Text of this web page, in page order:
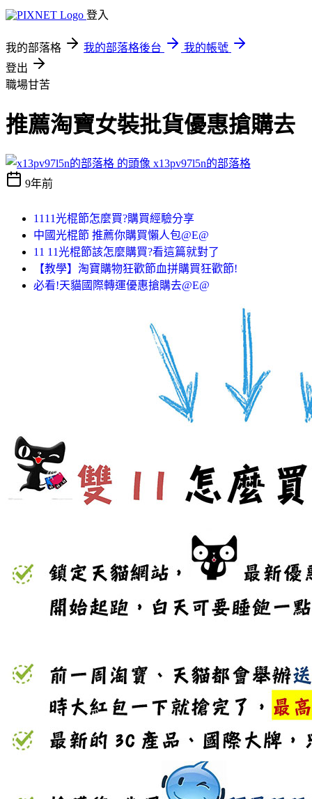
登入
我的部落格 我的部落格後台
我的帳號
登出
職場甘苦
推薦淘寶女裝批貨優惠搶購去
x13pv97l5n的部落格
9年前
1111光棍節怎麼買?購買經驗分享
中國光棍節 推薦你購買懶人包@E@
11 11光棍節該怎麼購買?看這篇就對了
【教學】淘寶購物狂歡節血拼購買狂歡節!
必看!天貓國際轉運優惠搶購去@E@